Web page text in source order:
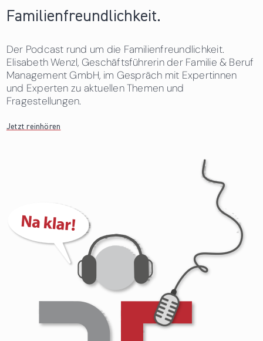
Familienfreundlichkeit.
Der Podcast rund um die Familienfreundlichkeit.
Elisabeth Wenzl, Geschäftsführerin der Familie & Beruf
Management GmbH, im Gespräch mit Expertinnen
und Experten zu aktuellen Themen und
Fragestellungen.
Jetzt reinhören